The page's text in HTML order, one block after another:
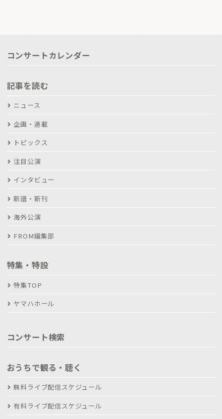
コンサートカレンダー
記事を読む
ニュース
企画・連載
トピックス
注目公演
インタビュー
新譜・新刊
海外公演
FROM編集部
特集・特設
特集TOP
ヤマハホール
コンサート検索
おうちで観る・聴く
無料ライブ配信スケジュール
有料ライブ配信スケジュール